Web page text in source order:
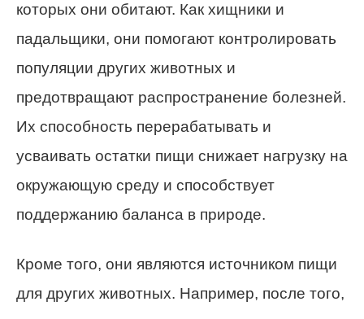
которых они обитают. Как хищники и
падальщики, они помогают контролировать
популяции других животных и
предотвращают распространение болезней.
Их способность перерабатывать и
усваивать остатки пищи снижает нагрузку на
окружающую среду и способствует
поддержанию баланса в природе.
Кроме того, они являются источником пищи
для других животных. Например, после того,